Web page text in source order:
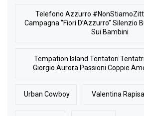
Telefono Azzurro
Campagna “Fiori D’Azzurro” Silenzio
Sui Bambini
Tempation Island Tentatori
Giorgio Aurora Passioni Coppie
Urban Cowboy Valentina